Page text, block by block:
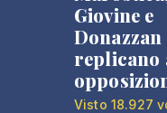
Giovine e
Donazzan
replicano
Visto 18.927